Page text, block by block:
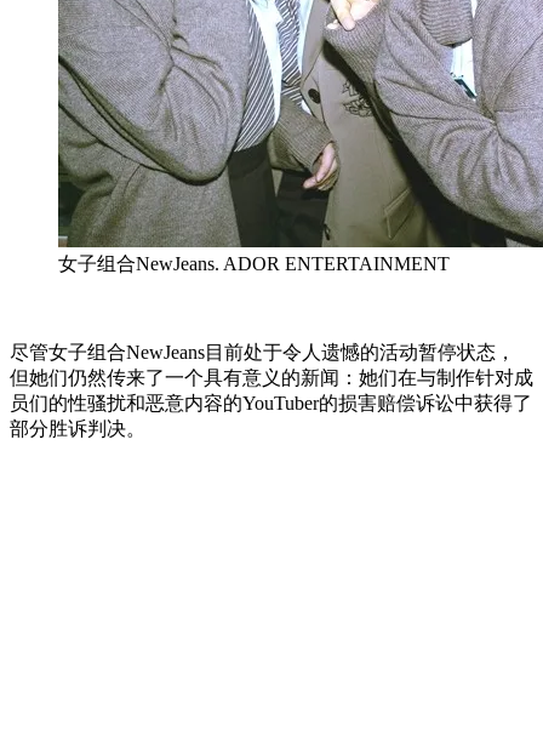
女子组合NewJeans. ADOR ENTERTAINMENT
尽管女子组合NewJeans目前处于令人遗憾的活动暂停状态，
但她们仍然传来了一个具有意义的新闻：她们在与制作针对成
员们的性骚扰和恶意内容的YouTuber的损害赔偿诉讼中获得了
部分胜诉判决。